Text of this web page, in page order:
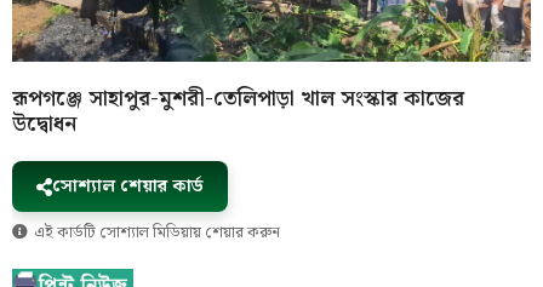
রূপগঞ্জে সাহাপুর-মুশরী-তেলিপাড়া খাল সংস্কার কাজের
উদ্বোধন
সোশ্যাল শেয়ার কার্ড
এই কার্ডটি সোশ্যাল মিডিয়ায় শেয়ার করুন